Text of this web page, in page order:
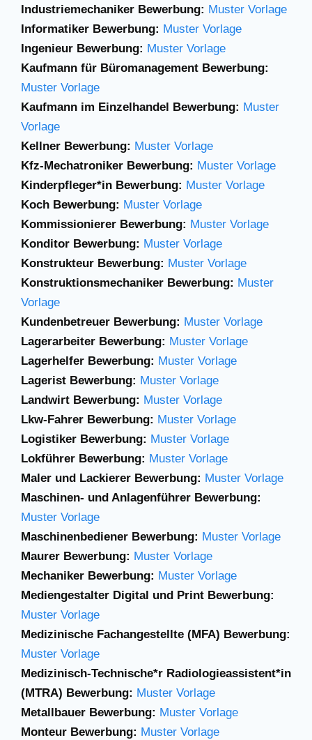
Industriemechaniker Bewerbung: Muster Vorlage
Informatiker Bewerbung: Muster Vorlage
Ingenieur Bewerbung: Muster Vorlage
Kaufmann für Büromanagement Bewerbung:
Muster Vorlage
Kaufmann im Einzelhandel Bewerbung: Muster
Vorlage
Kellner Bewerbung: Muster Vorlage
Kfz-Mechatroniker Bewerbung: Muster Vorlage
Kinderpfleger*in Bewerbung: Muster Vorlage
Koch Bewerbung: Muster Vorlage
Kommissionierer Bewerbung: Muster Vorlage
Konditor Bewerbung: Muster Vorlage
Konstrukteur Bewerbung: Muster Vorlage
Konstruktionsmechaniker Bewerbung: Muster
Vorlage
Kundenbetreuer Bewerbung: Muster Vorlage
Lagerarbeiter Bewerbung: Muster Vorlage
Lagerhelfer Bewerbung: Muster Vorlage
Lagerist Bewerbung: Muster Vorlage
Landwirt Bewerbung: Muster Vorlage
Lkw-Fahrer Bewerbung: Muster Vorlage
Logistiker Bewerbung: Muster Vorlage
Lokführer Bewerbung: Muster Vorlage
Maler und Lackierer Bewerbung: Muster Vorlage
Maschinen- und Anlagenführer Bewerbung:
Muster Vorlage
Maschinenbediener Bewerbung: Muster Vorlage
Maurer Bewerbung: Muster Vorlage
Mechaniker Bewerbung: Muster Vorlage
Mediengestalter Digital und Print Bewerbung:
Muster Vorlage
Medizinische Fachangestellte (MFA) Bewerbung:
Muster Vorlage
Medizinisch-Technische*r Radiologieassistent*in
(MTRA) Bewerbung: Muster Vorlage
Metallbauer Bewerbung: Muster Vorlage
Monteur Bewerbung: Muster Vorlage